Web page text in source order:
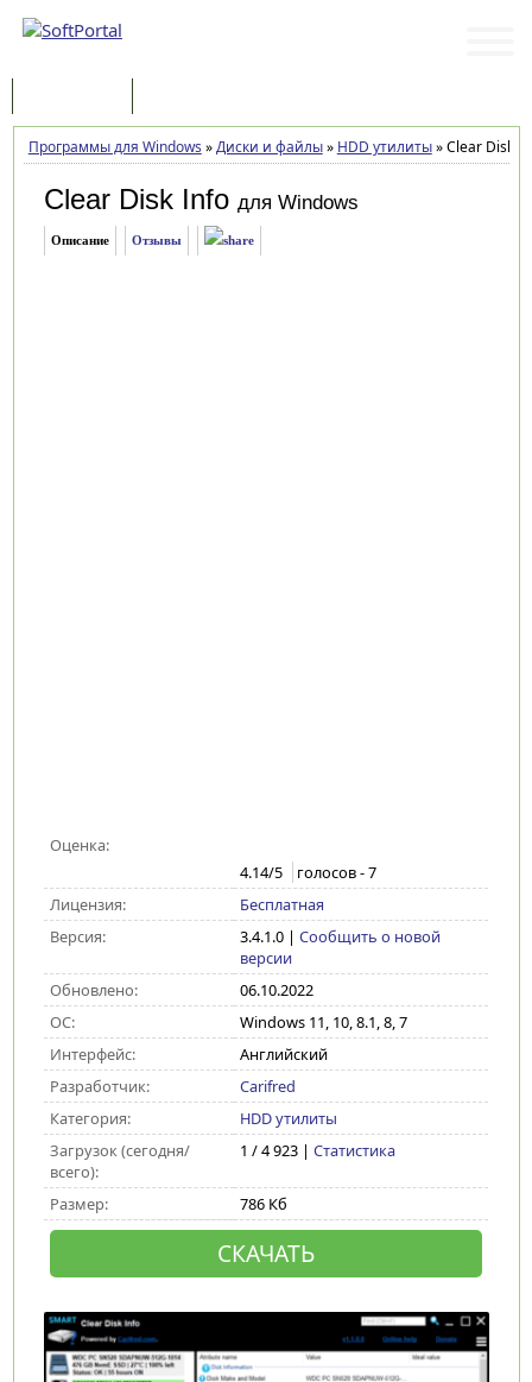
Программы для Windows »Диски и файлы» HDD утилиты»Clear Disk
Clear Disk Info для Windows
Описание Отзывы
Оценка:
4.14/5 голосов -7
Лицензия:
Бесплатная
Версия:
3.4.1.0| Сообщить о новой
версии
Обновлено:
06.10.2022
ОС:
Windows 11, 10, 8.1, 8, 7
Интерфейс:
Английский
Разработчик:
Carifred
Категория:
HDD утилиты
Загрузок (сегодня/
всего):
1 / 4 923 | Статистика
Размер: 786 Кб
СКАЧАТЬ